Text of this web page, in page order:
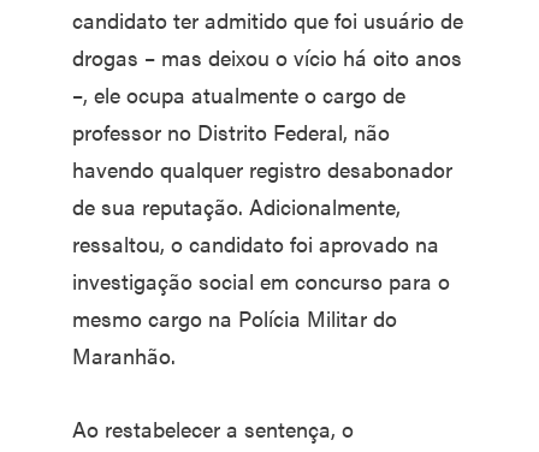
candidato ter admitido que foi usuário de
drogas – mas deixou o vício há oito anos
–, ele ocupa atualmente o cargo de
professor no Distrito Federal, não
havendo qualquer registro desabonador
de sua reputação. Adicionalmente,
ressaltou, o candidato foi aprovado na
investigação social em concurso para o
mesmo cargo na Polícia Militar do
Maranhão.
Ao restabelecer a sentença, o